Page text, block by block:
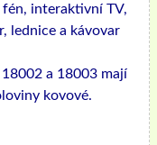
interaktivní TV,
lednice a kávovar
a 18003 mají
kovové.